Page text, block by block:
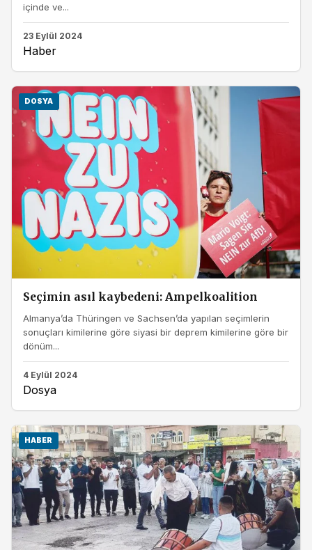
içinde ve...
23 Eylül 2024
Haber
DOSYA
Seçimin asıl kaybedeni: Ampelkoalition
Almanya’da Thüringen ve Sachsen’da yapılan seçimlerin
sonuçları kimilerine göre siyasi bir deprem kimilerine göre bir
dönüm...
4 Eylül 2024
Dosya
HABER